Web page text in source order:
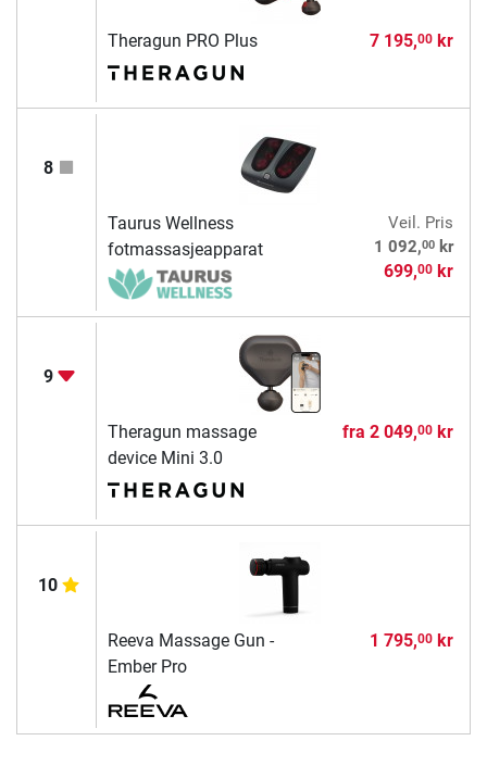
Theragun PRO Plus 7 195,00kr
8
Taurus Wellness
fotmassasjeapparat
Veil. Pris
1 092,00kr
699,00kr
9
Theragun massage
device Mini 3.0
fra 2 049,00kr
10
Reeva Massage Gun -
Ember Pro
1 795,00kr